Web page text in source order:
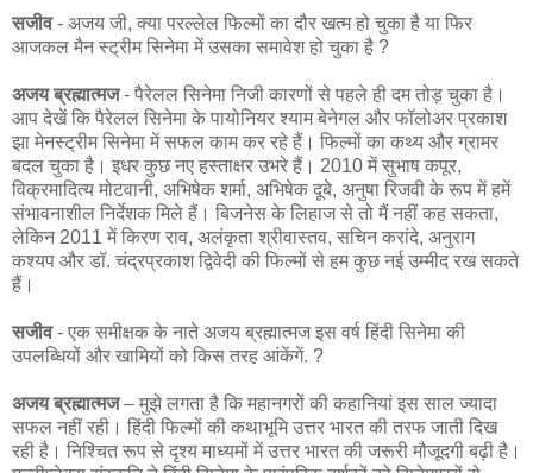
सजीव- अजय जी, क्या परल्लेल फिल्मों का दौर खत्म हो चुका है या फिर
आजकल मैन स्ट्रीम सिनेमा में उसका समावेश हो चुका है ?
अजय ब्रह्मात्मज- पैरेलल सिनेमा निजी कारणों से पहले ही दम तोड़ चुका है।
आप देखें कि पैरेलल सिनेमा के पायोनियर श्‍याम बेनेगल और फॉलोअर प्रकाश
झा मेनस्‍ट्रीम सिनेमा में सफल काम कर रहे हैं। फिल्‍मों का कथ्‍य और ग्रामर
बदल चुका है। इधर कुछ नए हस्‍ताक्षर उभरे हैं। 2010 में सुभाष कपूर,
विक्रमादित्‍य मोटवानी, अभिषेक शर्मा, अभिषेक दूबे, अनुषा रिजवी के रूप में हमें
संभावनाशील निर्देशक मिले हैं। बिजनेस के लिहाज से तो मैं नहीं कह सकता,
लेकिन 2011 में किरण राव, अलंकृता श्रीवास्‍तव, सचिन करांदे, अनुराग
कश्‍यप और डॉ. चंद्रप्रकाश द्विवेदी की फिल्‍मों से हम कुछ नई उम्‍मीद रख सकते
हैं।
सजीव- एक समीक्षक के नाते अजय ब्रह्मात्मज इस वर्ष हिंदी सिनेमा की
उपलब्धियों और खामियों को किस तरह आंकेंगें. ?
अजय ब्रह्मात्मज– मुझे लगता है कि महानगरों की क‍हानियां इस साल ज्‍यादा
सफल नहीं रही। हिंदी फिल्‍मों की कथाभूमि उत्तर भारत की तरफ जाती दिख
रही है। निश्चित रूप से दृश्‍य माध्‍यमों में उत्तर भारत की जरूरी मौजूदगी बढ़ी है।